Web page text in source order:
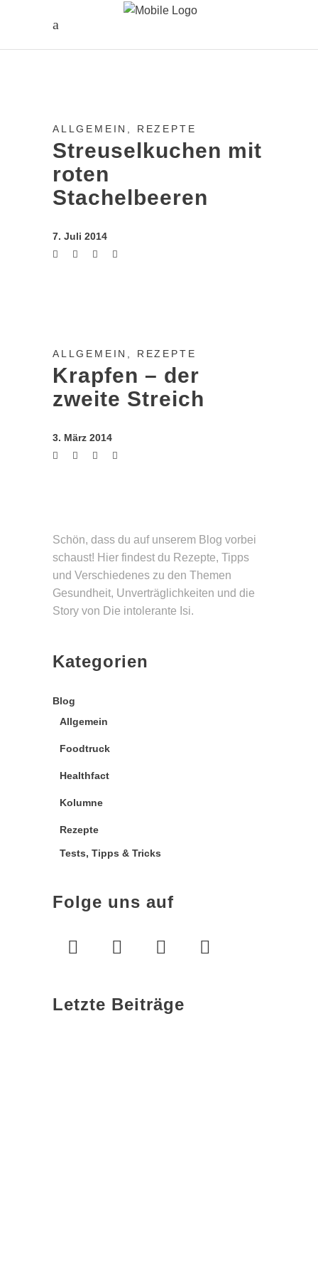
ALLGEMEIN REZEPTE
Streuselkuchen mit
roten
Stachelbeeren
7. Juli 2014
ALLGEMEIN REZEPTE
Krapfen – der
zweite Streich
3. März 2014
Schön, dass du auf unserem Blog vorbei
schaust! Hier findest du Rezepte, Tipps
und Verschie­denes zu den Themen
Gesund­heit, Unverträg­lichkeiten und die
Story von Die intolerante Isi.
Kategorien
Blog
Allgemein
Foodtruck
Healthfact
Kolumne
Rezepte
Tests, Tipps & Tricks
Folge uns auf
Letzte Beiträge